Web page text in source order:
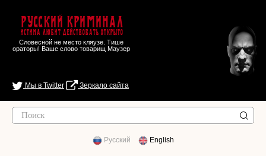
Русский Криминал
Истина любит действовать открыто
Словесной не место кляузе. Тише
ораторы! Ваше слово товарищ Маузер
Мы в Twitter Зеркало сайта
Русский English